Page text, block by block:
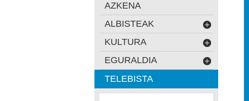
AZKENA
ALBISTEAK
KULTURA
EGURALDIA
TELEBISTA